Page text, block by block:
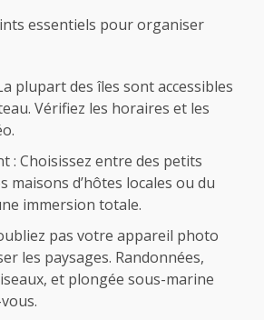
essentiels pour organiser
plupart des îles sont accessibles
Vérifiez les horaires et les
: Choisissez entre des petits
maisons d’hôtes locales ou du
immersion totale.
pas votre appareil photo
les paysages. Randonnées,
et plongée sous-marine